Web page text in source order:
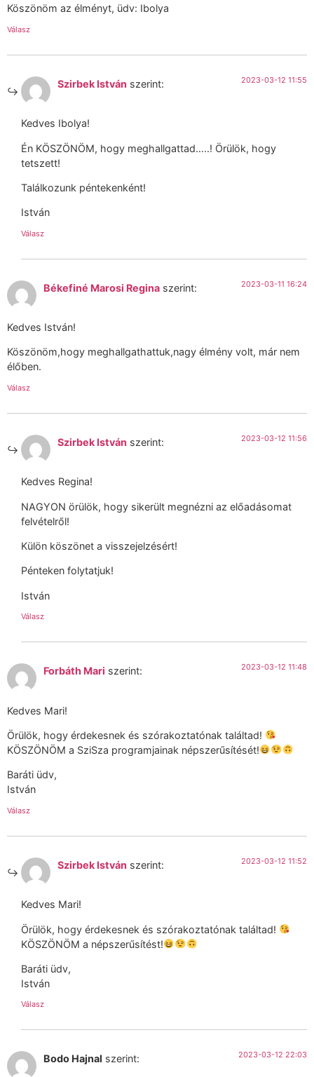
Köszönöm az élményt, üdv: Ibolya
Válasz
Szirbek István szerint: 2023-03-12 11:55
Kedves Ibolya!
Én KÖSZÖNÖM, hogy meghallgattad…..! Örülök, hogy
tetszett!
Találkozunk péntekenként!
István
Válasz
Békefiné Marosi Regina szerint: 2023-03-11 16:24
Kedves István!
Köszönöm,hogy meghallgathattuk,nagy élmény volt, már nem
élőben.
Válasz
Szirbek István szerint: 2023-03-12 11:56
Kedves Regina!
NAGYON örülök, hogy sikerült megnézni az előadásomat
felvételről!
Külön köszönet a visszejelzésért!
Pénteken folytatjuk!
István
Válasz
Forbáth Mari szerint: 2023-03-12 11:48
Kedves Mari!
Örülök, hogy érdekesnek és szórakoztatónak találtad!
KÖSZÖNÖM a SziSza programjainak népszerűsítését!
Baráti üdv,
István
Válasz
Szirbek István szerint: 2023-03-12 11:52
Kedves Mari!
Örülök, hogy érdekesnek és szórakoztatónak találtad!
KÖSZÖNÖM a népszerűsítést!
Baráti üdv,
István
Válasz
Bodo Hajnal szerint: 2023-03-12 22:03